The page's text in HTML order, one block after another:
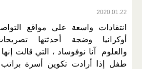
2020.01.22
انتقادات واسعة على مواقع
أوكرانيا وضجة أحدثتها
والعلوم آنا نوفوساد ، التي قالت